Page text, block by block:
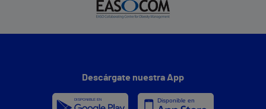
Descárgate nuestra App